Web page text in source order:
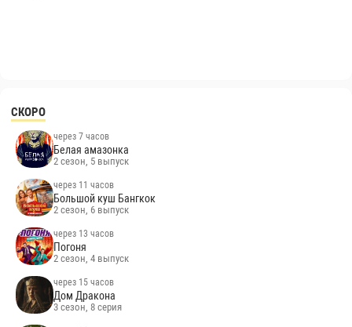
СКОРО
через 7 часов
Белая амазонка
2 сезон, 5 выпуск
через 11 часов
Большой куш Бангкок
2 сезон, 6 выпуск
через 13 часов
Погоня
2 сезон, 4 выпуск
через 15 часов
Дом Дракона
3 сезон, 8 серия